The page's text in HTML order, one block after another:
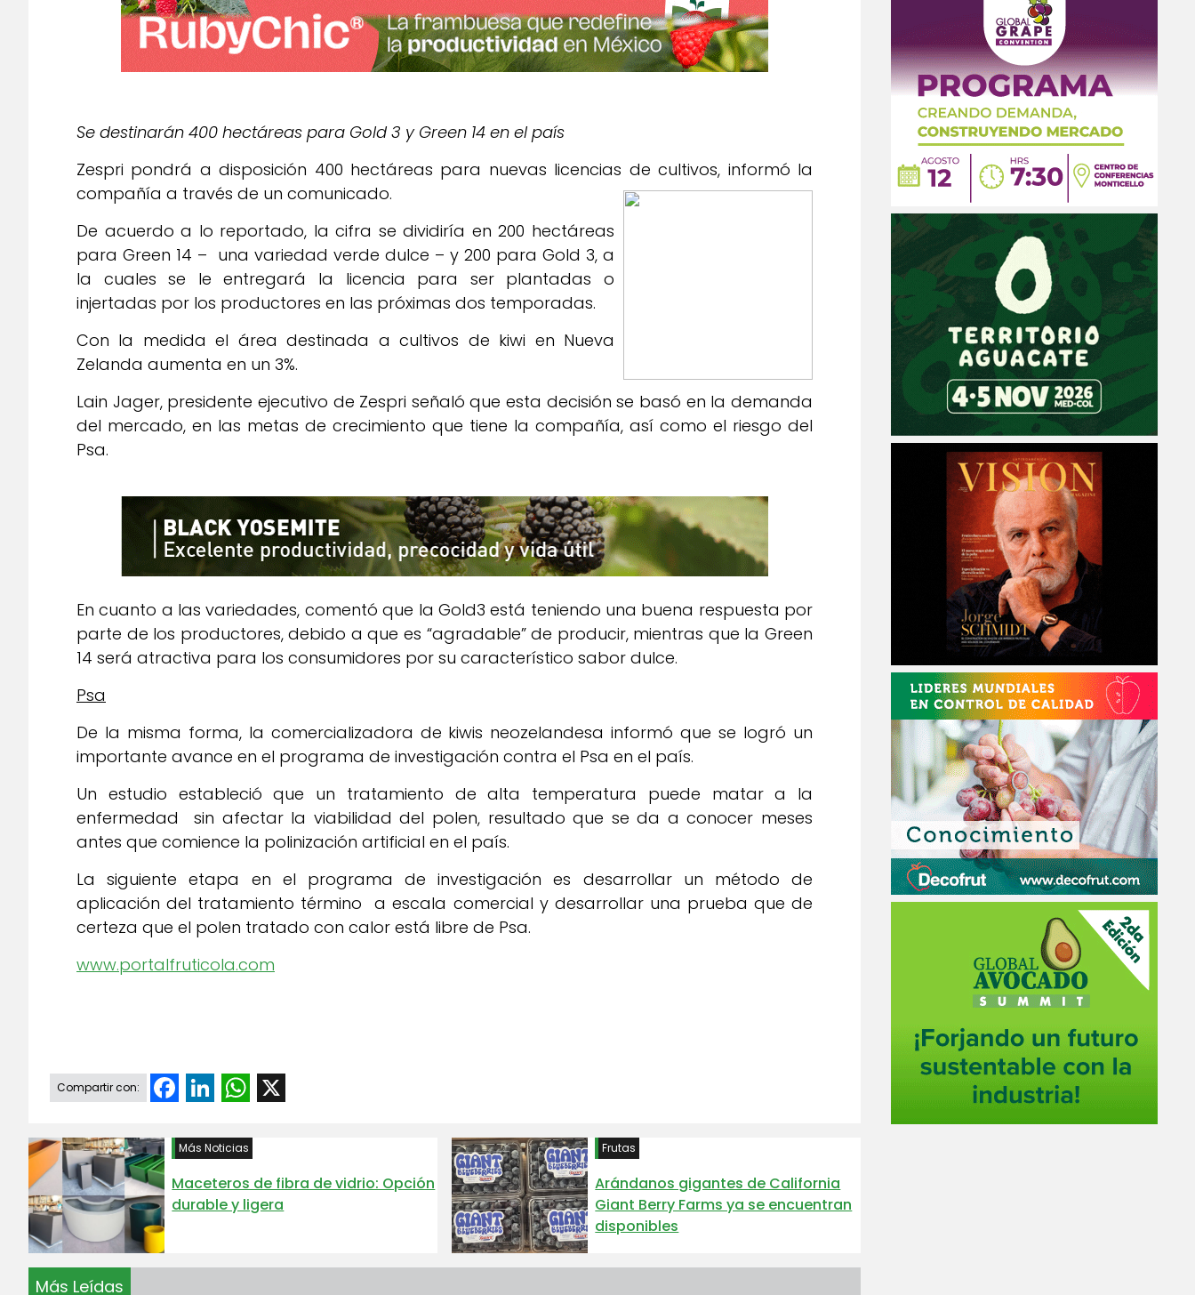
Se destinarán 400 hectáreas para Gold 3 y Green 14 en el país
Zespri pondrá a disposición 400 hectáreas para nuevas licencias de cultivos, informó la
compañía a través de un comunicado.
De acuerdo a lo reportado, la cifra se dividiría en 200 hectáreas
para Green 14 – una variedad verde dulce – y 200 para Gold 3, a
la cuales se le entregará la licencia para ser plantadas o
injertadas por los productores en las próximas dos temporadas.
Con la medida el área destinada a cultivos de kiwi en Nueva
Zelanda aumenta en un 3%.
Lain Jager, presidente ejecutivo de Zespri señaló que esta decisión se basó en la demanda
del mercado, en las metas de crecimiento que tiene la compañía, así como el riesgo del
Psa.
En cuanto a las variedades, comentó que la Gold3 está teniendo una buena respuesta por
parte de los productores, debido a que es “agradable” de producir, mientras que la Green
14 será atractiva para los consumidores por su característico sabor dulce.
Psa
De la misma forma, la comercializadora de kiwis neozelandesa informó que se logró un
importante avance en el programa de investigación contra el Psa en el país.
Un estudio estableció que un tratamiento de alta temperatura puede matar a la
enfermedad sin afectar la viabilidad del polen, resultado que se da a conocer meses
antes que comience la polinización artificial en el país.
La siguiente etapa en el programa de investigación es desarrollar un método de
aplicación del tratamiento término a escala comercial y desarrollar una prueba que de
certeza que el polen tratado con calor está libre de Psa.
www.portalfruticola.com
Compartir con: FacebookLinkedInWhatsApp
Más Noticias
Maceteros de fibra de vidrio: Opción
durable y ligera
Frutas
Arándanos gigantes de California
Giant Berry Farms ya se encuentran
disponibles
Más Leídas